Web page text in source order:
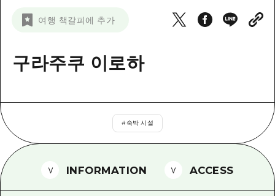
기준
치유
미야지마(宮島) 주변
빠른 여행
반나절
1박 2일
2박 3일
야마구치(山口)현 동부
시마네(島根)현
히로시마 OMOTENASHI 패스
외국인 여행자용 거리 관광안내소
뉴스
여행 책갈피에 추가
구라주쿠 이로하
# 숙박 시설
INFORMATION ACCESS